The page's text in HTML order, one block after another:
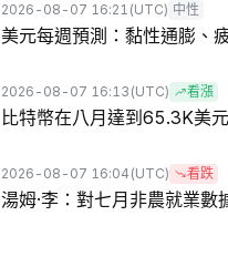
2026-08-07 16:21 (UTC) 中性
美元每週預測：黏性通膨、
2026-08-07 16:13 (UTC) 看漲
比特幣在八月達到65.3K美
2026-08-07 16:04 (UTC) 看跌
湯姆·李：對七月非農就業